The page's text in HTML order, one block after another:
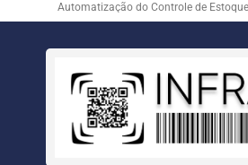
Automatização do Controle de Estoque
Controle de Estoque com RFID
Empresa de Automação para
Empresa de Rastreabilidade Industrial
Empresa de Soluções para
Empresa Especializada em Inventário
Etiqueta RFID para Controle de Estoque